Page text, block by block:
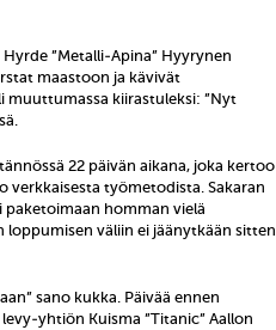
”Metalli-Apina” Hyyrynen
maastoon ja kävivät
muuttumassa kiirastuleksi: ”Nyt
22 päivän aikana, joka kertoo
verkkaisesta työmetodista. Sakaran
homman vielä
väliin ei jäänytkään sitten
sano kukka. Päivää ennen
yhtiön Kuisma ”Titanic” Aallon